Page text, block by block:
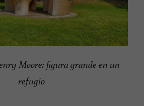
Moore: figura grande en un
refugio